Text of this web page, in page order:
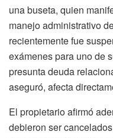
una buseta, quien
manejo administrativo
recientemente fue
exámenes para uno de
presunta deuda
aseguró, afecta
El propietario afirmó
debieron ser